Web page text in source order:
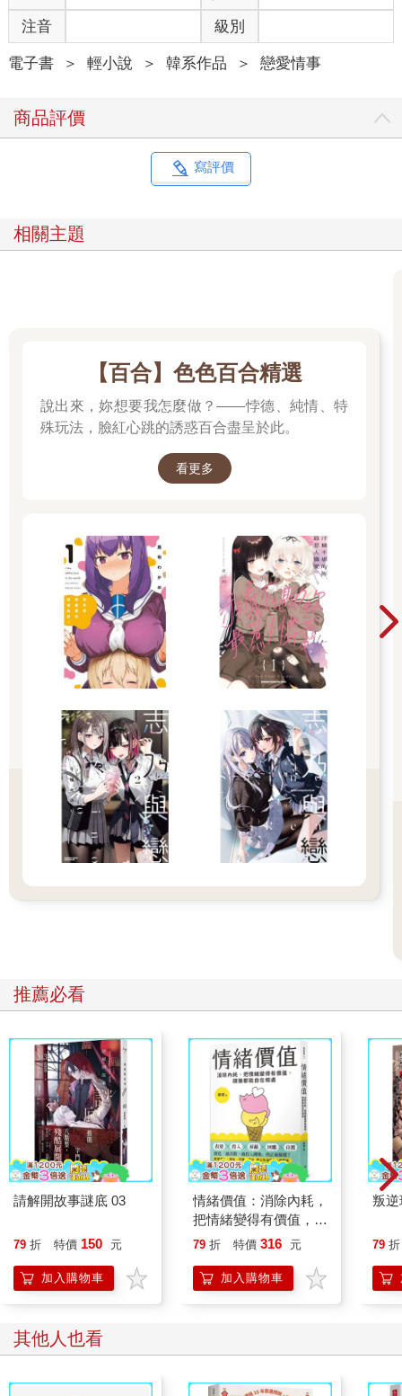
見到卡西斯。當然，之後我在阿格里奇遇到了他，所以我們才有
可能待在同一個空間……我果然什麼都想不起來。我想從眼前的
表情中看出一些端倪，但還是無法理解其中的意思。不久後，卡
接下來他說的話，讓我不禁懷疑自己的耳朵。
「妳過了三天才恢復意識，還需要一些時間才能完全恢復體
我竟然昏迷了整整三天。我覺得可能是因為體力超出負荷，這段
炫目的視線中突然出現一抹灰白色的影子。從藍天飛來的老鷹敏
捷地俯衝而下，落在戴著護具的手臂上。
我有點難為情地凝視著站在湛藍天空下的男人。看來三年的時間
比我想像中還要漫長，足以讓少年變成青年，也讓曾經熟悉的人
不論是比記憶中還高出兩個手掌的身高、變寬闊的肩膀，還是剛
以前他感覺是一位線條更纖細漂亮的美少年，但現在就算是客套
話，也無法看著在他面前說他「漂亮」了。雖然氣質確實不同以
往和以前不同，但這當然不代表那張俊俏的臉龐就此消失無蹤。
在和睦會看到他時，我覺得成年的卡西斯比我想像中更像他的父
親雷夏爾•費德里安，。氣質比起外貌，氣質更相似。此刻，他讓
巨大老鷹站在手臂上迎風而立的模樣，宛如矗立於平原上的堅固
我想到沒有在少年時期死亡的卡西斯成長成現在這副模樣，就不
這時，一名男子走到卡西斯旁邊。戴著單眼眼罩的棕髮男子，是
三年前在阿格里奇邊境看過的那個男人。
那時我帶到北方邊境黑色森林中的人，原來平安活了下來。我努
力回想他的名字，卻無法輕易想起來。飛向卡西斯的老鷹似乎是
信使，卡西斯打開繫在老鷹腳上的紙張並，看過後，對走近他的
男人說了什麼。我注視著那副景象，隨即放下拉開窗簾的手。
隨後我打開馬車的門，寒冷的空氣迫不及待地湧進馬車內。因為
儘管如此，我仍不屈不撓地走出車廂。周圍的人比我想像中還
來。當我從馬車上下來的那一刻，時間就像靜止了。
雖然那注視而來的視線讓我害怕，感到些許壓力，但也不需要太
在意。我不理會其他人，徑直走向目的地。
不知何時，卡西斯的視線也落在我身上。他再次放飛老鷹後，朝
我走來。
「我不是讓要妳躺著嗎？」
與寒冷的冬季空氣色彩相似的低沉聲音傳來。不過，看向我的眼
神和聲音沒有想像中那麼冷漠。卡西斯還想說什麼，但我抬頭看
著靠近的他，先開口說：
「現在要去哪裡？這裡又是哪裡？」
卡西斯似乎不打算瞞著我，回答道：「我們現在停留的地方叫弗
雷德里卡，以這樣的速度再走半天左右，就會徹底離開高原
聽到地名後，我清楚地知道這裡是什麼地方了。簡而言之，現在
我們一行人前往的目的地是費德里安。
在馬車裡時，我當然早就預料到了，但實際親自確認過後只能苦
笑。
我冷冷地問卡西斯：「那麼我是俘虜嗎？還是戰利品？」
熊熊燃燒的阿格里奇、化為廢墟的土地。
底。促成這一切的人，打開阿格里奇大門的人都是我。我無法忘
注音
級別
電子書 ＞ 輕小說 ＞ 韓系作品 ＞ 戀愛情事
商品評價
寫評價
相關主題
【百合】色色百合精選
說出來，妳想要我怎麼做？——悖德、純情、特
殊玩法，臉紅心跳的誘惑百合盡呈於此。
看更多
推薦必看
請解開故事謎底 03
79 折 特價 150 元
加入購物車
情緒價值：消除內耗，
把情緒變得有價值，跟
誰都能自在相處
79 折 特價 316 元
加入購物車
叛逆
79 折
其他人也看